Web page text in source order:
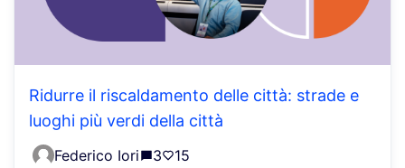
Ridurre il riscaldamento delle città: strade e
luoghi più verdi della città
Federico Iori 3 15